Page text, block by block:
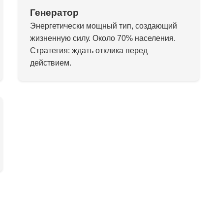
Генератор
Энергетически мощный тип, создающий
жизненную силу. Около 70% населения.
Стратегия: ждать отклика перед
действием.